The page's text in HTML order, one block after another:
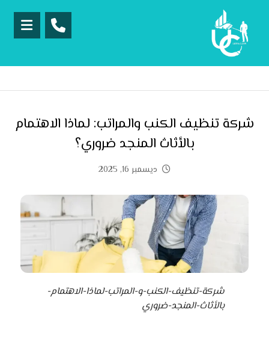
شركة تنظيف الكنب والمراتب: لماذا الاهتمام
بالأثاث المنجد ضروري؟
ديسمبر 16, 2025
شركة-تنظيف-الكنب-و-المراتب-لماذا-الاهتمام-
بالأثاث-المنجد-ضروري